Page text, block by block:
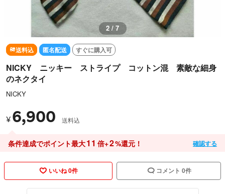
2 / 7
送料込 匿名配送 すぐに購入可
NICKY ニッキー ストライプ コットン混 素敵な細身
のネクタイ
NICKY
¥ 6,900 送料込
条件達成でポイント最大11 倍+2%還元！ 確認する
いいね 0件 コメント 0件